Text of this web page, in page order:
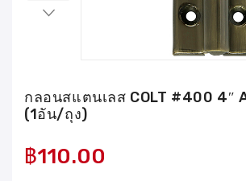
กลอนสแตนเลส COLT #400 4″
(1อัน/ถุง)
฿110.00